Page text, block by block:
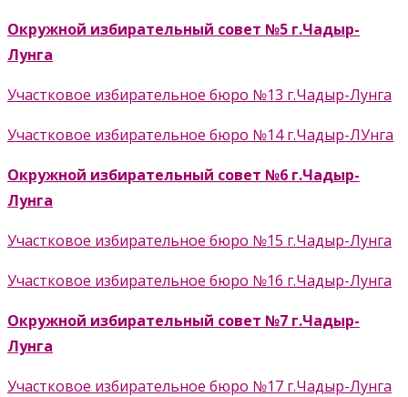
Окружной избирательный совет №5 г.Чадыр-
Лунга
Участковое избирательное бюро №13 г.Чадыр-Лунга
Участковое избирательное бюро №14 г.Чадыр-ЛУнга
Окружной избирательный совет №6 г.Чадыр-
Лунга
Участковое избирательное бюро №15 г.Чадыр-Лунга
Участковое избирательное бюро №16 г.Чадыр-Лунга
Окружной избирательный совет №7 г.Чадыр-
Лунга
Участковое избирательное бюро №17 г.Чадыр-Лунга